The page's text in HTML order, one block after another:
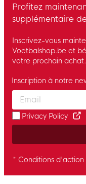
Profitez
supplémentaire
Inscrivez-vous
Voetbalshop.be et
votre prochain achat.
Enter your email
Inscription à notre
Privacy Policy
* Conditions d'action